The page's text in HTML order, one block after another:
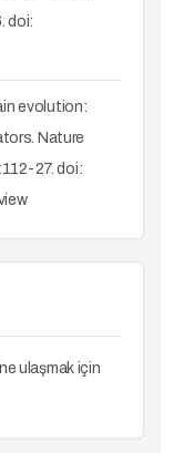
doi:
evolution:
Nature
27. doi:
ulaşmak için